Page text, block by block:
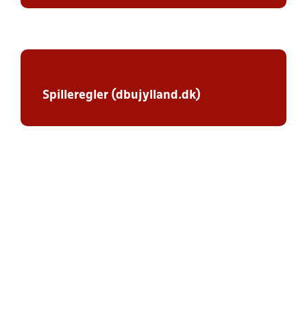
Spilleregler (dbujylland.dk)